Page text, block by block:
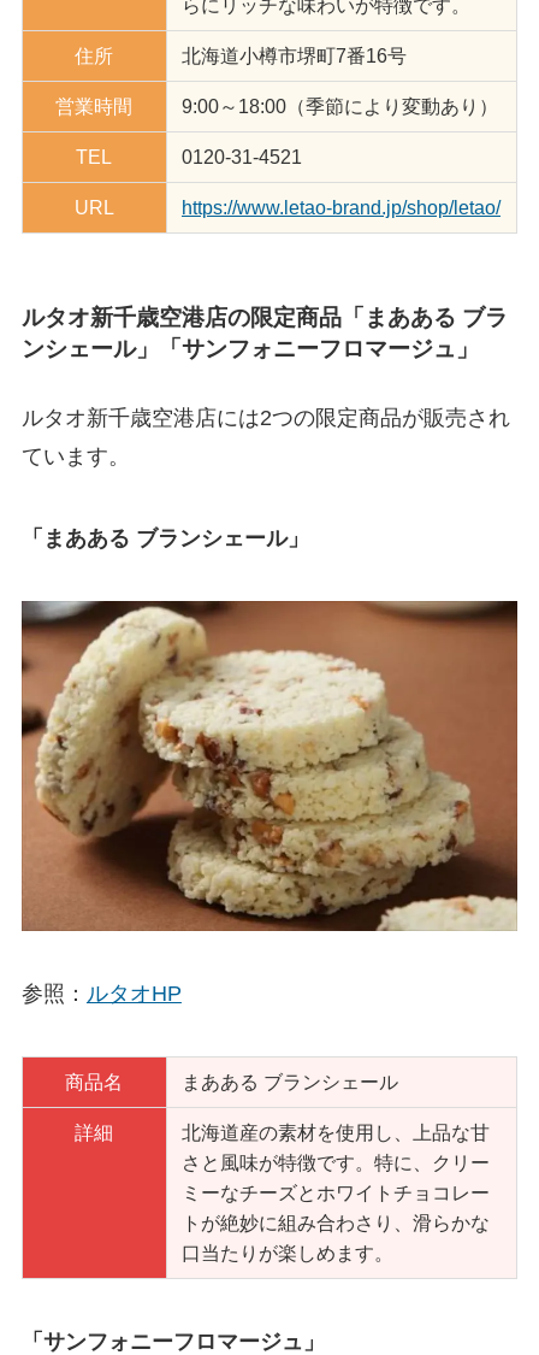
らにリッチな味わいが特徴です。
住所 北海道小樽市堺町7番16号
営業時間 9:00～18:00（季節により変動あり）
TEL 0120-31-4521
URL https://www.letao-brand.jp/shop/letao/
ルタオ新千歳空港店の限定商品「まあある ブラ
ンシェール」「サンフォニーフロマージュ」
ルタオ新千歳空港店には2つの限定商品が販売され
ています。
「まあある ブランシェール」
参照： ルタオHP
商品名 まあある ブランシェール
詳細
北海道産の素材を使用し、上品な甘
さと風味が特徴です。特に、クリー
ミーなチーズとホワイトチョコレー
トが絶妙に組み合わさり、滑らかな
口当たりが楽しめます。
「サンフォニーフロマージュ」